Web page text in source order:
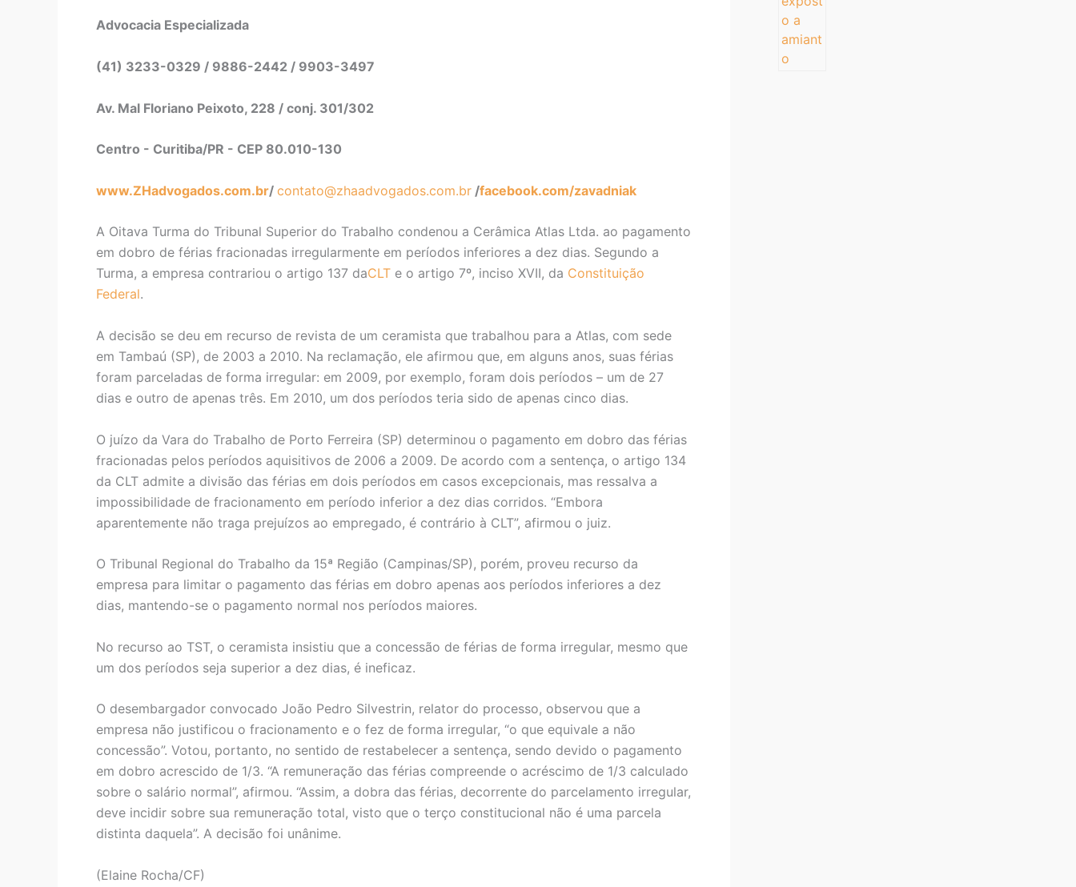
Advocacia Especializada
(41) 3233-0329 / 9886-2442 / 9903-3497
Av. Mal Floriano Peixoto, 228 / conj. 301/302
Centro - Curitiba/PR - CEP 80.010-130
www.ZHadvogados.com.br/ contato@zhaadvogados.com.br /facebook.com/zavadniak
A Oitava Turma do Tribunal Superior do Trabalho condenou a Cerâmica Atlas Ltda. ao pagamento
em dobro de férias fracionadas irregularmente em períodos inferiores a dez dias. Segundo a
Turma, a empresa contrariou o artigo 137 daCLT e o artigo 7º, inciso XVII, da Constituição
Federal.
A decisão se deu em recurso de revista de um ceramista que trabalhou para a Atlas, com sede
em Tambaú (SP), de 2003 a 2010. Na reclamação, ele afirmou que, em alguns anos, suas férias
foram parceladas de forma irregular: em 2009, por exemplo, foram dois períodos – um de 27
dias e outro de apenas três. Em 2010, um dos períodos teria sido de apenas cinco dias.
O juízo da Vara do Trabalho de Porto Ferreira (SP) determinou o pagamento em dobro das férias
fracionadas pelos períodos aquisitivos de 2006 a 2009. De acordo com a sentença, o artigo 134
da CLT admite a divisão das férias em dois períodos em casos excepcionais, mas ressalva a
impossibilidade de fracionamento em período inferior a dez dias corridos. “Embora
aparentemente não traga prejuízos ao empregado, é contrário à CLT”, afirmou o juiz.
O Tribunal Regional do Trabalho da 15ª Região (Campinas/SP), porém, proveu recurso da
empresa para limitar o pagamento das férias em dobro apenas aos períodos inferiores a dez
dias, mantendo-se o pagamento normal nos períodos maiores.
No recurso ao TST, o ceramista insistiu que a concessão de férias de forma irregular, mesmo que
um dos períodos seja superior a dez dias, é ineficaz.
O desembargador convocado João Pedro Silvestrin, relator do processo, observou que a
empresa não justificou o fracionamento e o fez de forma irregular, “o que equivale a não
concessão”. Votou, portanto, no sentido de restabelecer a sentença, sendo devido o pagamento
em dobro acrescido de 1/3. “A remuneração das férias compreende o acréscimo de 1/3 calculado
sobre o salário normal”, afirmou. “Assim, a dobra das férias, decorrente do parcelamento irregular,
deve incidir sobre sua remuneração total, visto que o terço constitucional não é uma parcela
distinta daquela”. A decisão foi unânime.
(Elaine Rocha/CF)